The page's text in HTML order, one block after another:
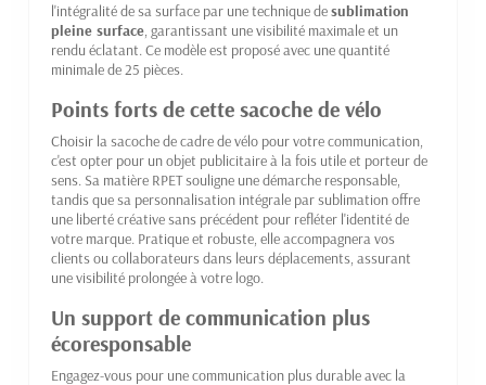
l'intégralité de sa surface par une technique desublimation
pleine surface, garantissant une visibilité maximale et un
rendu éclatant. Ce modèle est proposé avec une quantité
minimale de 25 pièces.
Points forts de cette sacoche de vélo
Choisir la sacoche de cadre de vélo pour votre communication,
c'est opter pour un objet publicitaire à la fois utile et porteur de
sens. Sa matière RPET souligne une démarche responsable,
tandis que sa personnalisation intégrale par sublimation offre
une liberté créative sans précédent pour refléter l'identité de
votre marque. Pratique et robuste, elle accompagnera vos
clients ou collaborateurs dans leurs déplacements, assurant
une visibilité prolongée à votre logo.
Un support de communication plus
écoresponsable
Engagez-vous pour une communication plus durable avec la